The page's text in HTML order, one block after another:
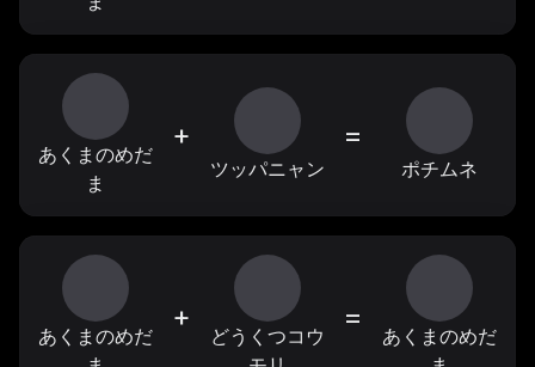
あくまのめだ
ま
+
ツッパニャン
=
ポチムネ
あくまのめだ
+
どうくつコウ
=
あくまのめだ